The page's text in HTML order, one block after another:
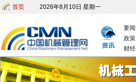
首页 2026年8月10日 星期一
要闻
政策
财经